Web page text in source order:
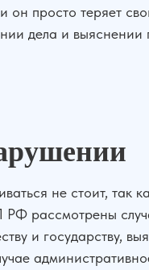
просто теряет
дела и выяснении
не стоит, так
РФ рассмотрены
и государству,